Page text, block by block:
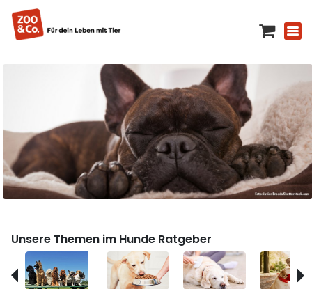
Unsere Themen im Hunde Ratgeber